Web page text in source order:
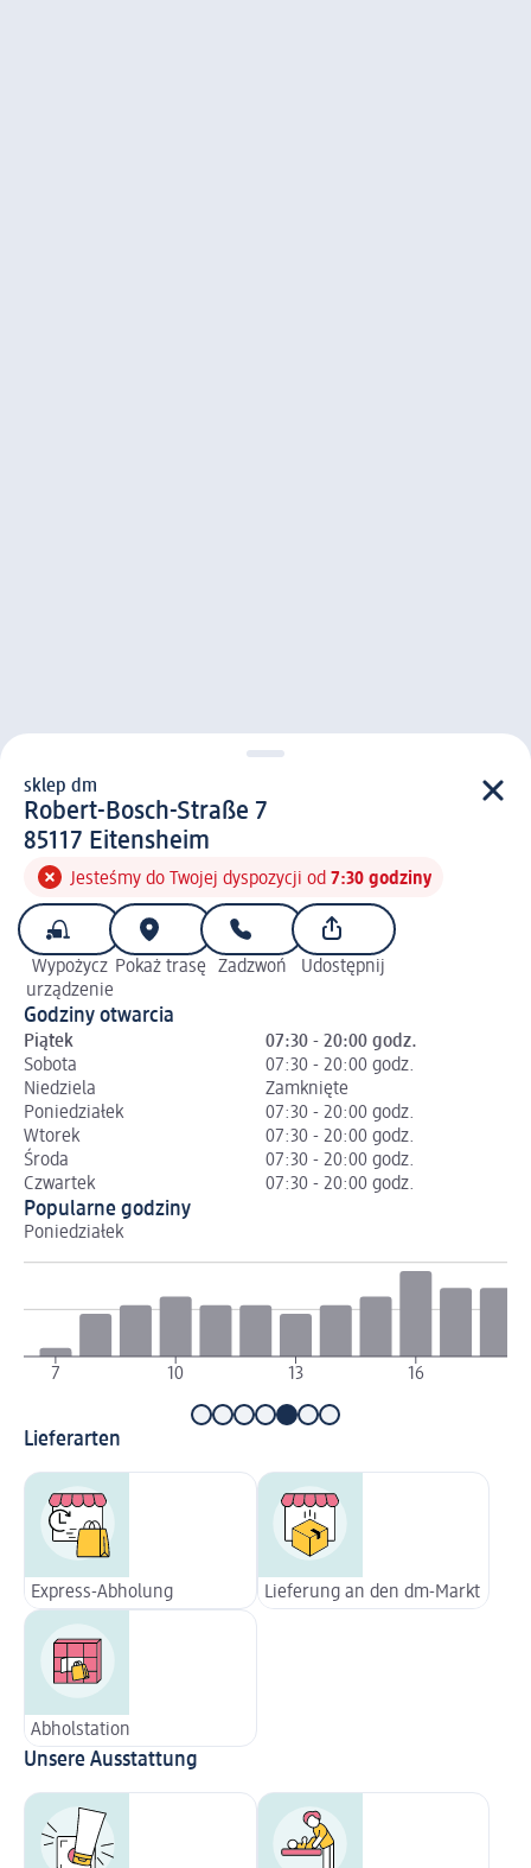
sklep d m
sklep dm
Robert-Bosch-Straße 7
8 5 1 1 7
85117 Eitensheim
Jesteśmy do Twojej dyspozycji od 7:30 godziny
Wypożycz
urządzenie
Pokaż trasę Zadzwoń Udostępnij
Godziny otwarcia
Piątek
07:30 - 20:00 godz.
Sobota
07:30 - 20:00 godz.
Niedziela
Zamknięte
Poniedziałek
07:30 - 20:00 godz.
Wtorek
07:30 - 20:00 godz.
Środa
07:30 - 20:00 godz.
Czwartek
07:30 - 20:00 godz.
Popularne godziny
Poniedziałek
7 10 13 16
Lieferarten
Express-Abholung Lieferung an den dm-Markt
Abholstation
Unsere Ausstattung